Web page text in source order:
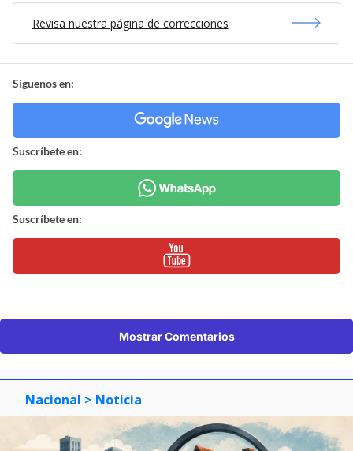
Revisa nuestra página de correcciones
Síguenos en:
Suscríbete en:
Suscríbete en:
Mostrar Comentarios
Nacional > Noticia